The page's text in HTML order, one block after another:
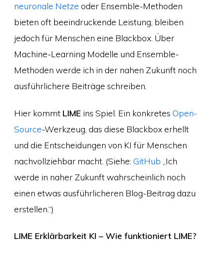
neuronale Netze oder Ensemble-Methoden
bieten oft beeindruckende Leistung, bleiben
jedoch für Menschen eine Blackbox. Über
Machine-Learning Modelle und Ensemble-
Methoden werde ich in der nahen Zukunft noch
ausführlichere Beiträge schreiben.
Hier kommt LIMEins Spiel. Ein konkretes Open-
Source-Werkzeug, das diese Blackbox erhellt
und die Entscheidungen von KI für Menschen
nachvollziehbar macht. (Siehe: GitHub „Ich
werde in naher Zukunft wahrscheinlich noch
einen etwas ausführlicheren Blog-Beitrag dazu
erstellen.“)
LIME Erklärbarkeit KI – Wie funktioniert LIME?